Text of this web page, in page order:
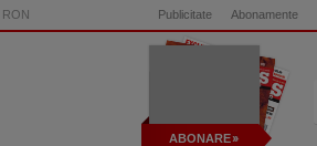
RON Publicitate Abonamente
ABONARE